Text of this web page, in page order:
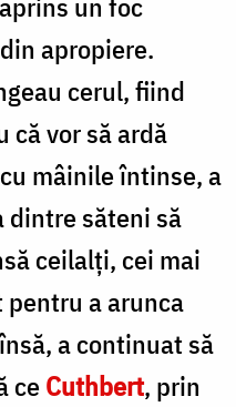
apropiere.
cerul, fiind
că vor să ardă
mâinile întinse, a
dintre săteni să
ceilalţi, cei mai
a arunca
a continuat să
ceCuthbert, prin